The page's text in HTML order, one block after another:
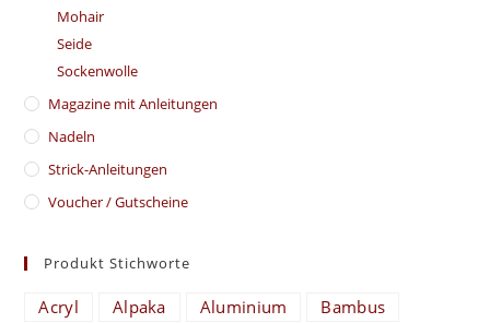
Mohair
Seide
Sockenwolle
Magazine mit Anleitungen
Nadeln
Strick-Anleitungen
Voucher / Gutscheine
Produkt Stichworte
Acryl Alpaka Aluminium
Bambus